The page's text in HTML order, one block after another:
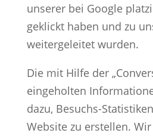
unserer bei Google
geklickt haben und zu
weitergeleitet wurden.
Die mit Hilfe der
eingeholten
dazu, Besuchs-
Website zu erstellen.